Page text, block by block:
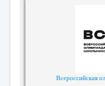
Всероссийская